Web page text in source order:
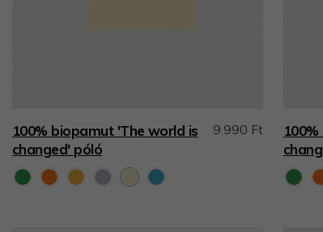
100% biopamut 'The world is
changed' póló
9.990 Ft